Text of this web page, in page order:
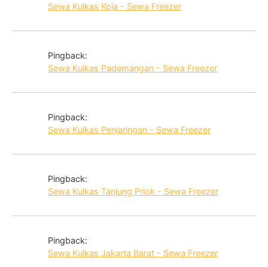
Sewa Kulkas Koja - Sewa Freezer
Pingback:
Sewa Kulkas Pademangan - Sewa Freezer
Pingback:
Sewa Kulkas Penjaringan - Sewa Freezer
Pingback:
Sewa Kulkas Tanjung Priok - Sewa Freezer
Pingback:
Sewa Kulkas Jakarta Barat - Sewa Freezer